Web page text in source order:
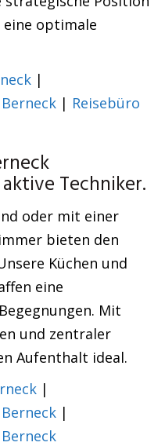
optimale
|
| Reisebüro
Techniker.
oder mit einer
bieten den
Küchen und
eine
Mit
und zentraler
Aufenthalt ideal.
|
|